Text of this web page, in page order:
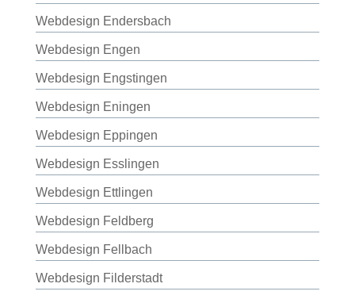
Webdesign Endersbach
Webdesign Engen
Webdesign Engstingen
Webdesign Eningen
Webdesign Eppingen
Webdesign Esslingen
Webdesign Ettlingen
Webdesign Feldberg
Webdesign Fellbach
Webdesign Filderstadt